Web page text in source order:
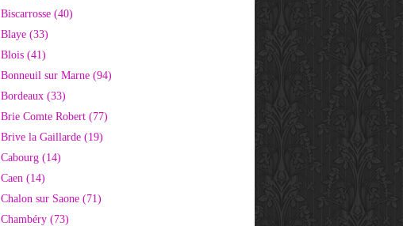
Biscarrosse (40)
Blaye (33)
Blois (41)
Bonneuil sur Marne (94)
Bordeaux (33)
Brie Comte Robert (77)
Brive la Gaillarde (19)
Cabourg (14)
Caen (14)
Chalon sur Saone (71)
Chambéry (73)